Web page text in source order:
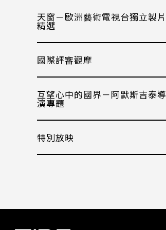
天窗－歐洲藝術電視台獨立製片
精選
國際評審觀摩
互望心中的國界－阿默斯吉泰導
演專題
特別放映